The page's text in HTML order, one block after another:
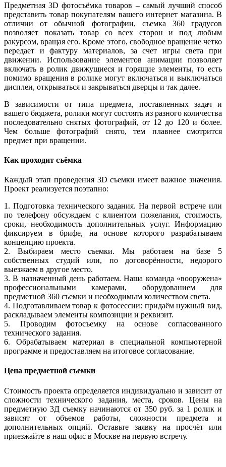
Предметная 3D фотосъёмка товаров – самый лучший способ
представить товар покупателям вашего интернет магазина. В
отличии от обычной фотографии, съемка 360 градусов
позволяет показать товар со всех сторон и под любым
ракурсом, вращая его. Кроме этого, свободное вращение четко
передает и фактуру материалов, за счет игры света при
движении. Использование элементов анимации позволяет
включать в ролик движущиеся и горящие элементы, то есть
помимо вращения в ролике могут включаться и выключаться
дисплеи, открываться и закрываться дверцы и так далее.
В зависимости от типа предмета, поставленных задач и
вашего бюджета, ролики могут состоять из разного количества
последовательно снятых фотографий, от 12 до 120 и более.
Чем больше фотографий снято, тем плавнее смотрится
предмет при вращении.
Как проходит съёмка
Каждый этап проведения 3D съемки имеет важное значения.
Проект реализуется поэтапно:
1. Подготовка технического задания. На первой встрече или
по телефону обсуждаем с клиентом пожелания, стоимость,
сроки, необходимость дополнительных услуг. Информацию
фиксируем в брифе, на основе которого разрабатываем
концепцию проекта.
2. Выбираем место съемки. Мы работаем на базе 5
собственных студий или, по договорённости, недорого
выезжаем в другое место.
3. В назначенный день работаем. Наша команда «вооружена»
профессиональными камерами, оборудованием для
предметной 360 съемки и необходимым количеством света.
4. Подготавливаем товар к фотосессии: придаём нужный вид,
раскладываем элементы композиции и реквизит.
5. Проводим фотосъемку на основе согласованного
технического задания.
6. Обрабатываем материал в специальной компьютерной
программе и предоставляем на итоговое согласование.
Цена предметной съемки
Стоимость проекта определяется индивидуально и зависит от
сложности технического задания, места, сроков. Цены на
предметную 3Д съемку начинаются от 350 руб. за 1 ролик и
зависят от объемов работы, сложности предмета и
дополнительных опций. Оставьте заявку на просчёт или
приезжайте в наш офис в Москве на первую встречу.